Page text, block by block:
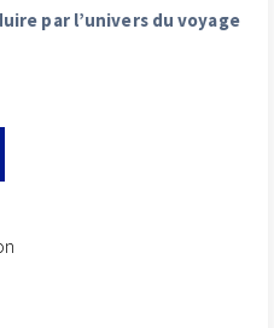
par l’univers du voyage